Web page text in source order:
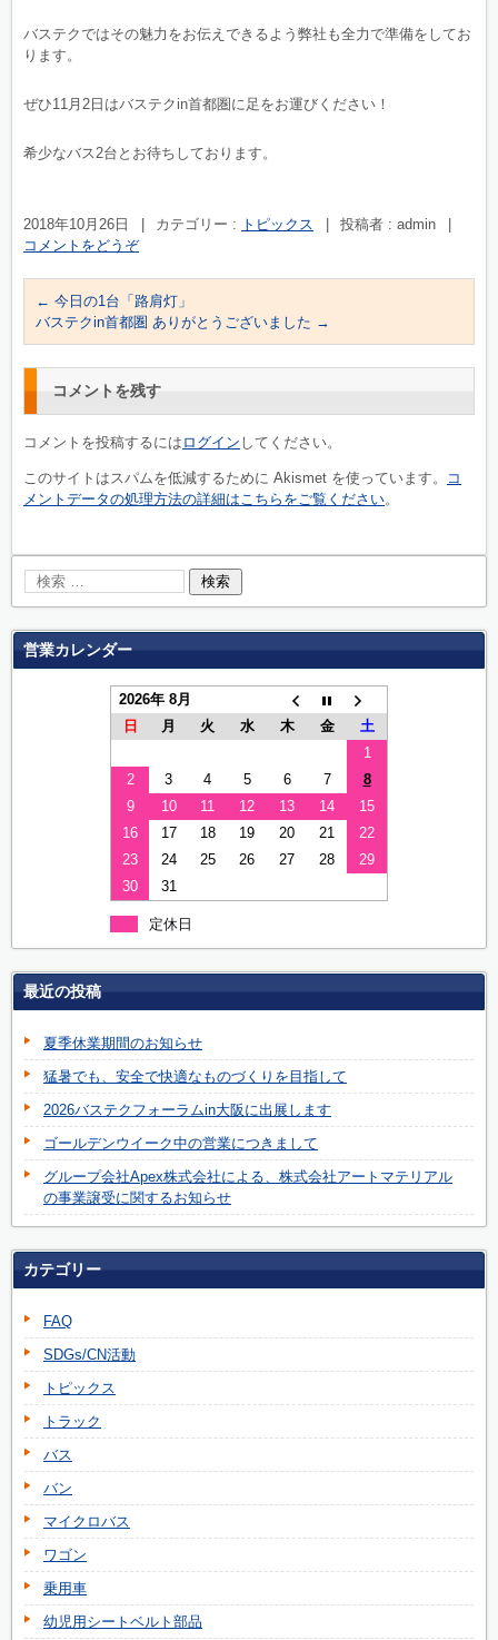
バステクではその魅力をお伝えできるよう弊社も全力で準備をしてお
ります。
ぜひ11月2日はバステクin首都圏に足をお運びください！
希少なバス2台とお待ちしております。
2018年10月26日 カテゴリー : トピックス 投稿者 : admin
コメントをどうぞ
← 今日の1台「路肩灯」
バステクin首都圏 ありがとうございました →
コメントを残す
コメントを投稿するには ログイン してください。
このサイトはスパムを低減するために Akismet を使っています。
コ
メントデータの処理方法の詳細はこちらをご覧ください。
営業カレンダー
2026年 8月
日
月 火 水 木 金
土
1
2
3 4 5 6 7
8
9
10 11 12 13 14
15
16
17 18 19 20 21
22
23
24 25 26 27 28
29
30
31
定休日
最近の投稿
夏季休業期間のお知らせ
猛暑でも、安全で快適なものづくりを目指して
2026バステクフォーラムin大阪に出展します
ゴールデンウイーク中の営業につきまして
グループ会社Apex株式会社による、株式会社アートマテリアル
の事業譲受に関するお知らせ
カテゴリー
FAQ
SDGs/CN活動
トピックス
トラック
バス
バン
マイクロバス
ワゴン
乗用車
幼児用シートベルト部品